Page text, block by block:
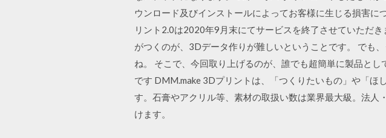
ウンロード及びインストールによってお客様に生じる損害
リント2.0は2020年9月末にてサービスを終了させていただ
がつくのが、3Dデータ作りが難しいということです。 でも
ね。 そこで、今回取り上げるのが、誰でも超簡単に製品と
です DMM.make 3Dプリントは、「つくりたいもの」や「
す。石膏やアクリル等、素材の取扱い数は業界最大級。法
けます。